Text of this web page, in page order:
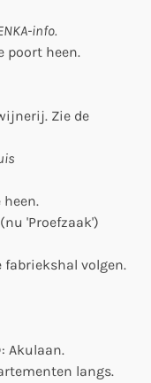
info.
poort heen.
Zie de
heen.
'Proefzaak')
fabriekshal volgen.
Akulaan.
langs.